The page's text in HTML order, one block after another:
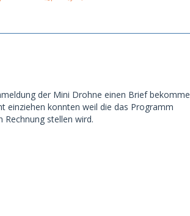
der Mini Drohne einen Brief
einziehen konnten weil die das Programm
stellen wird.